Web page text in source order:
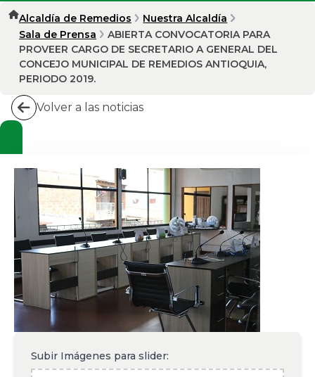
Alcaldía de Remedios
Nuestra Alcaldía
Sala de Prensa
ABIERTA CONVOCATORIA PARA
PROVEER CARGO DE SECRETARIO A GENERAL DEL
CONCEJO MUNICIPAL DE REMEDIOS ANTIOQUIA,
PERIODO 2019.
Volver a las noticias
Subir Imágenes para slider: